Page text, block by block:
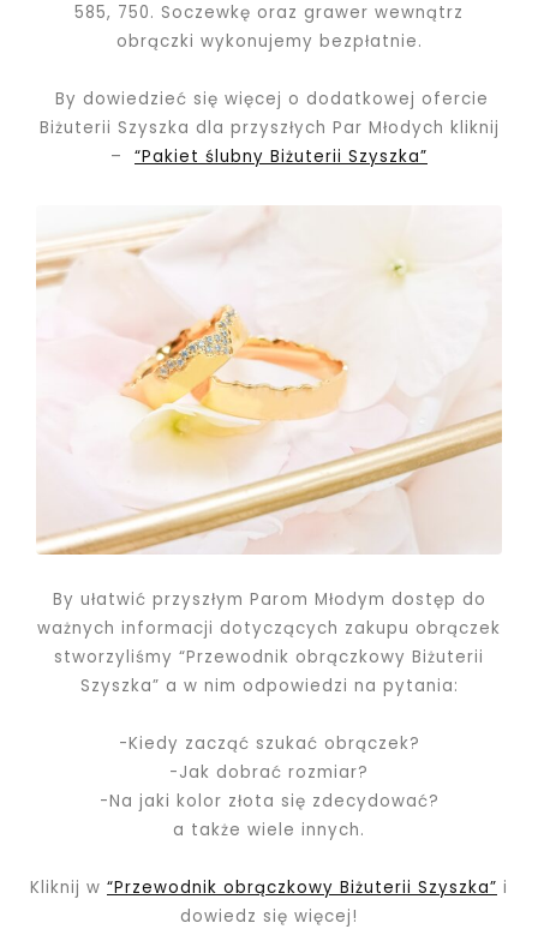
585, 750. Soczewkę oraz grawer wewnątrz
obrączki wykonujemy bezpłatnie.
By dowiedzieć się więcej o dodatkowej ofercie
Biżuterii Szyszka dla przyszłych Par Młodych kliknij
– “Pakiet ślubny Biżuterii Szyszka”
By ułatwić przyszłym Parom Młodym dostęp do
ważnych informacji dotyczących zakupu obrączek
stworzyliśmy “Przewodnik obrączkowy Biżuterii
Szyszka” a w nim odpowiedzi na pytania:
-Kiedy zacząć szukać obrączek?
-Jak dobrać rozmiar?
-Na jaki kolor złota się zdecydować?
a także wiele innych.
Kliknij w “Przewodnik obrączkowy Biżuterii Szyszka” i
dowiedz się więcej!